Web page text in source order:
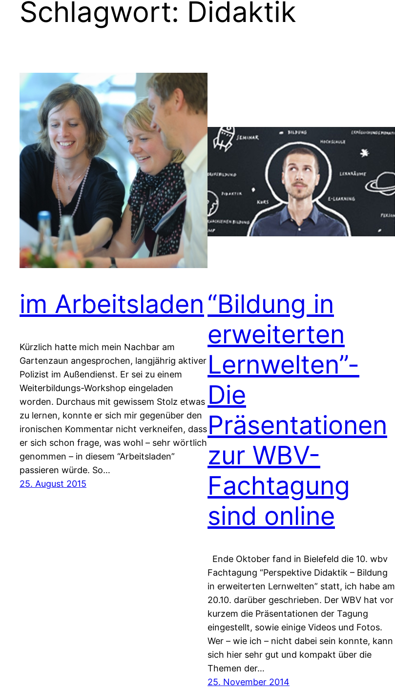
Schlagwort: Didaktik
im Arbeitsladen
Kürzlich hatte mich mein Nachbar am
Gartenzaun angesprochen, langjährig aktiver
Polizist im Außendienst. Er sei zu einem
Weiterbildungs-Workshop eingeladen
worden. Durchaus mit gewissem Stolz etwas
zu lernen, konnte er sich mir gegenüber den
ironischen Kommentar nicht verkneifen, dass
er sich schon frage, was wohl – sehr wörtlich
genommen – in diesem “Arbeitsladen”
passieren würde. So…
25. August 2015
“Bildung in
erweiterten
Lernwelten”-
Die
Präsentationen
zur WBV-
Fachtagung
sind online
Ende Oktober fand in Bielefeld die 10. wbv
Fachtagung “Perspektive Didaktik – Bildung
in erweiterten Lernwelten” statt, ich habe am
20.10. darüber geschrieben. Der WBV hat vor
kurzem die Präsentationen der Tagung
eingestellt, sowie einige Videos und Fotos.
Wer – wie ich – nicht dabei sein konnte, kann
sich hier sehr gut und kompakt über die
Themen der…
25. November 2014